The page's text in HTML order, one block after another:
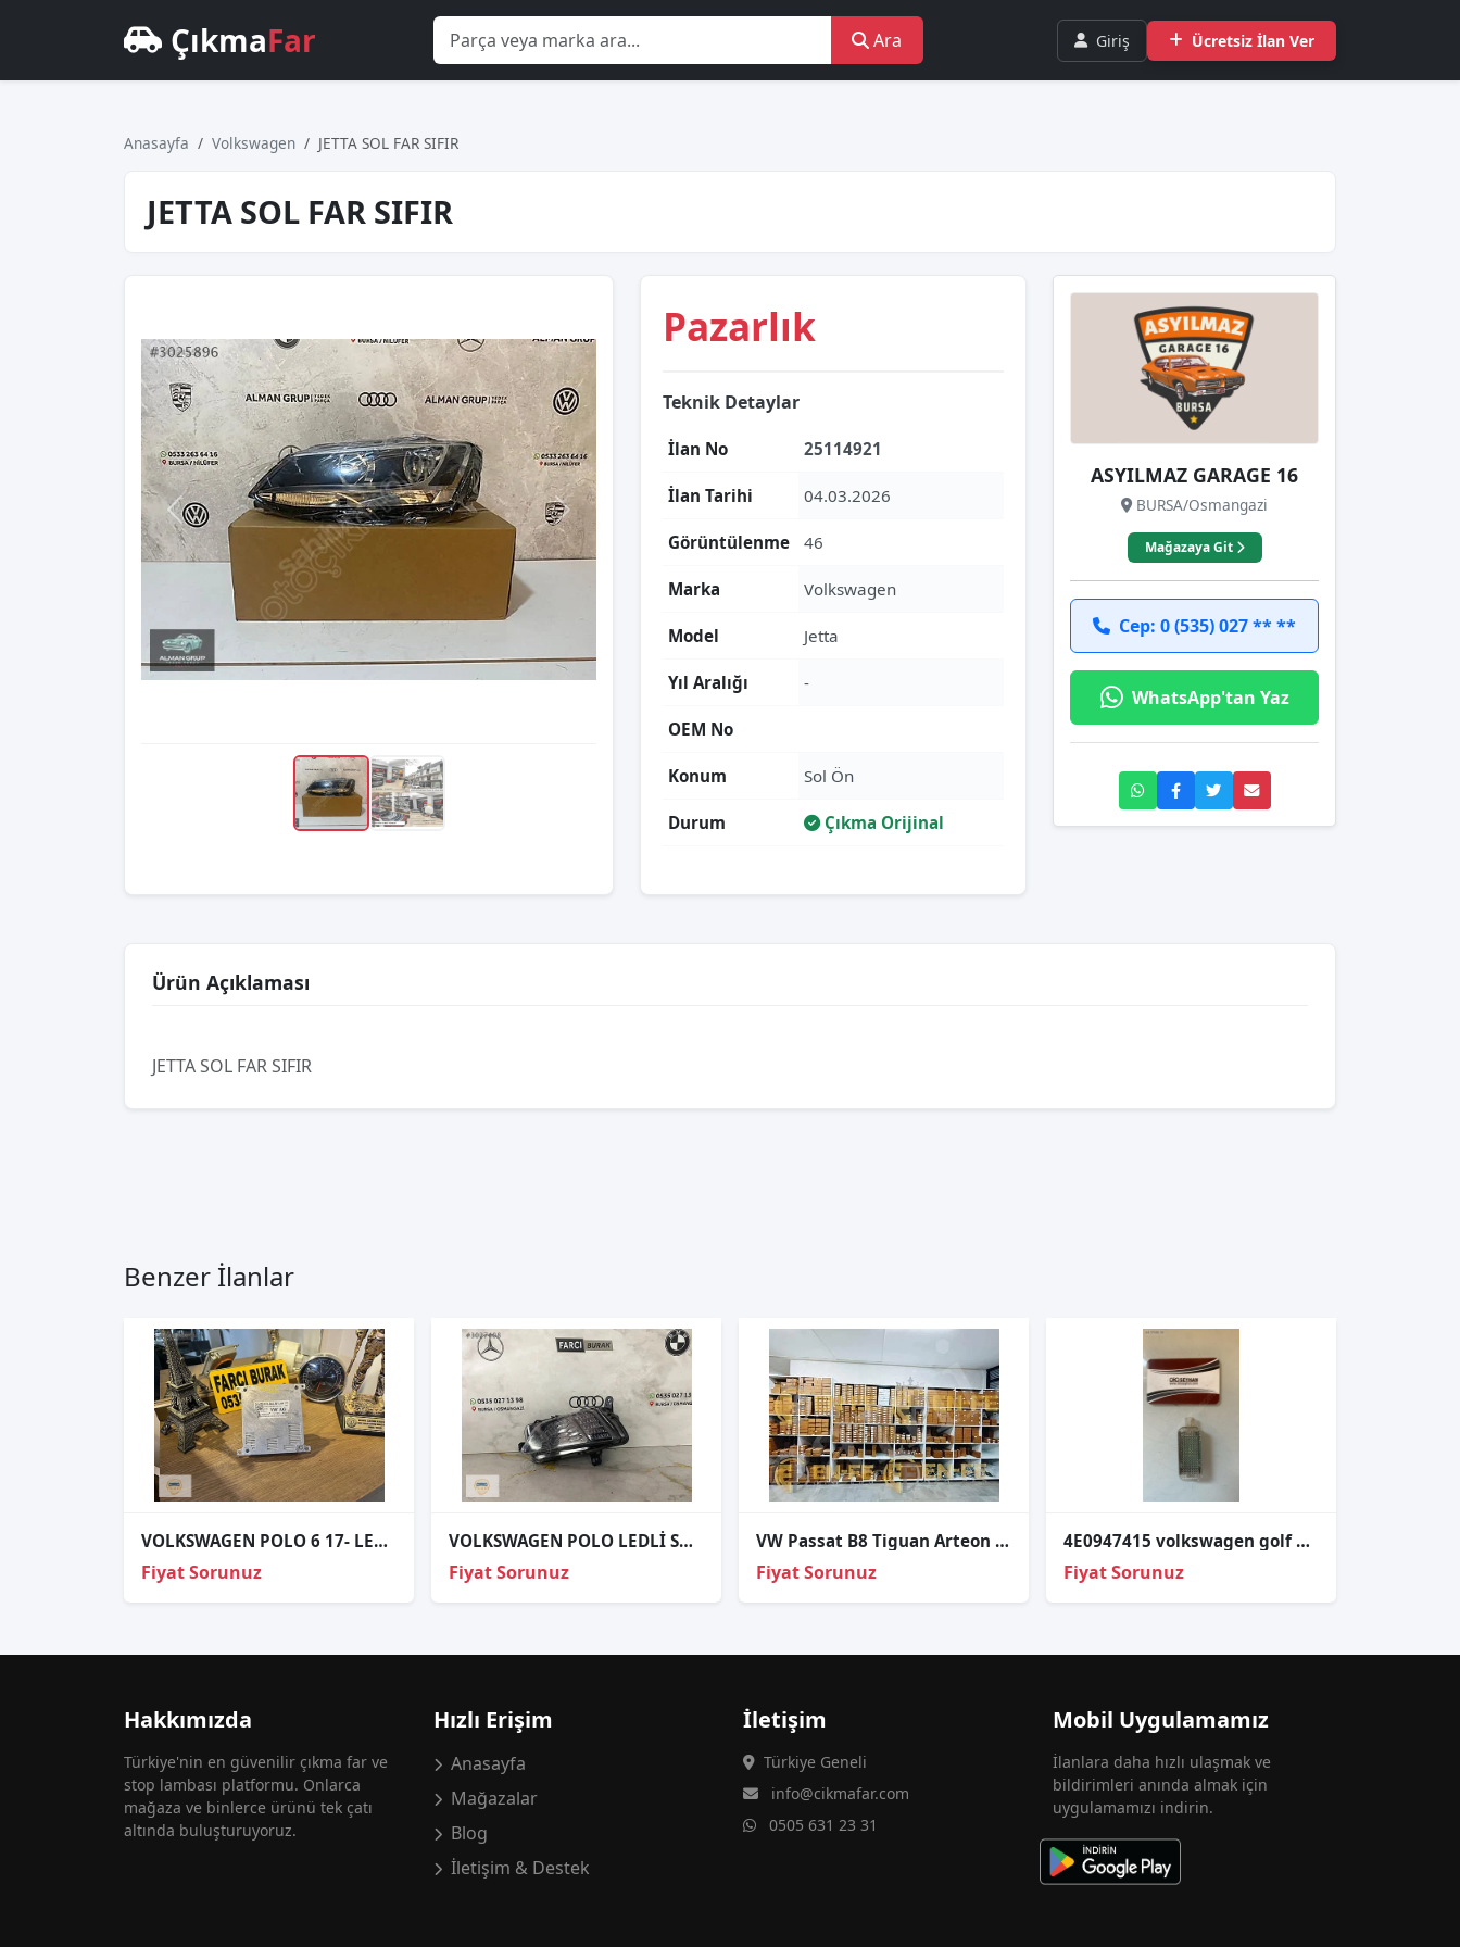
ÇıkmaFar Ara Giriş Ücretsiz İlan Ver
Anasayfa Volkswagen JETTA SOL FAR SIFIR
JETTA SOL FAR SIFIR
Pazarlık
Teknik Detaylar
İlan No 25114921
İlan Tarihi 04.03.2026
Görüntülenme 46
Marka Volkswagen
Model Jetta
Yıl Aralığı -
OEM No
Konum Sol Ön
Durum Çıkma Orijinal
ASYILMAZ GARAGE 16
BURSA/Osmangazi
Mağazaya Git
Cep: 0 (535) 027 ** **
WhatsApp'tan Yaz
Ürün Açıklaması
JETTA SOL FAR SIFIR
Benzer İlanlar
VOLKSWAGEN POLO 6 17- LED BEYNİ ORJİNAL 7P5941591AH
Fiyat Sorunuz
VOLKSWAGEN POLO LEDLİ SOL SİS FARI YANSANAYİ
Fiyat Sorunuz
VW Passat B8 Tiguan Arteon Led Far Beyni 7PP941572AB – W003T25075
Fiyat Sorunuz
4E0947415 volkswagen golf 8 iç aydınlatma lambası led
Fiyat Sorunuz
Hakkımızda
Türkiye'nin en güvenilir çıkma far ve
stop lambası platformu. Onlarca
mağaza ve binlerce ürünü tek çatı
altında buluşturuyoruz.
Hızlı Erişim
Anasayfa
Mağazalar
Blog
İletişim & Destek
İletişim
Türkiye Geneli
info@cikmafar.com
0505 631 23 31
Mobil Uygulamamız
İlanlara daha hızlı ulaşmak ve
bildirimleri anında almak için
uygulamamızı indirin.